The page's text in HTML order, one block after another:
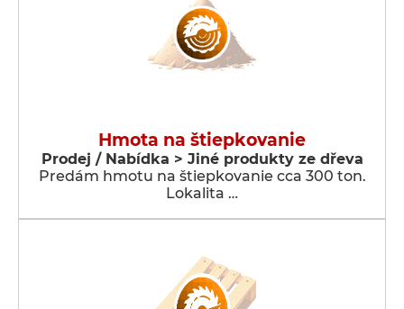
Hmota na štiepkovanie
Prodej / Nabídka > Jiné produkty ze dřeva
Predám hmotu na štiepkovanie cca 300 ton.
Lokalita …